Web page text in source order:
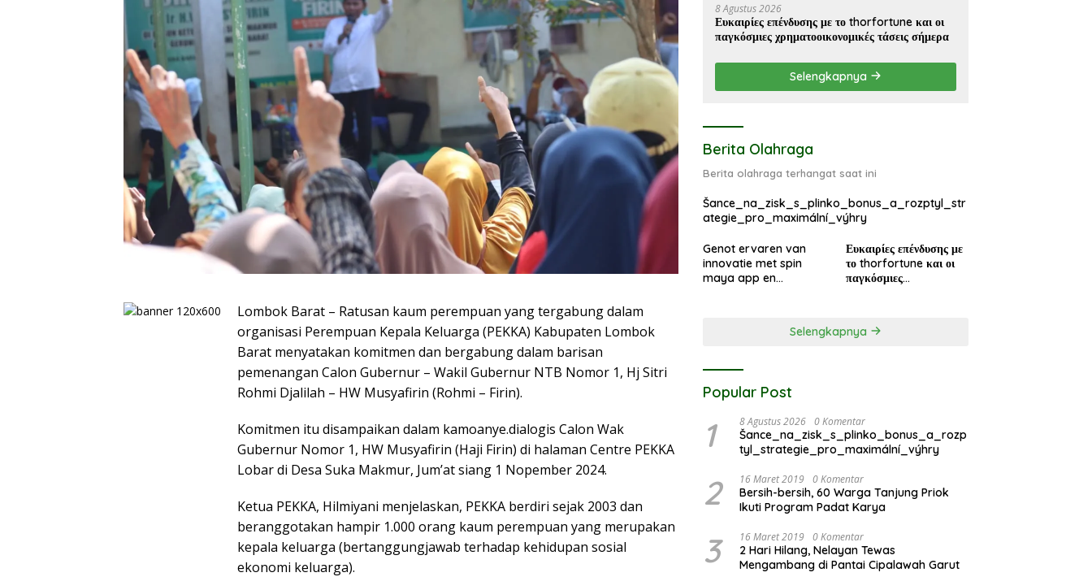
Lombok Barat – Ratusan kaum perempuan yang tergabung dalam
organisasi Perempuan Kepala Keluarga (PEKKA) Kabupaten Lombok
Barat menyatakan komitmen dan bergabung dalam barisan
pemenangan Calon Gubernur – Wakil Gubernur NTB Nomor 1, Hj Sitri
Rohmi Djalilah – HW Musyafirin (Rohmi – Firin).
Komitmen itu disampaikan dalam kamoanye.dialogis Calon Wak
Gubernur Nomor 1, HW Musyafirin (Haji Firin) di halaman Centre PEKKA
Lobar di Desa Suka Makmur, Jum’at siang 1 Nopember 2024.
Ketua PEKKA, Hilmiyani menjelaskan, PEKKA berdiri sejak 2003 dan
beranggotakan hampir 1.000 orang kaum perempuan yang merupakan
kepala keluarga (bertanggungjawab terhadap kehidupan sosial
ekonomi keluarga).
8 Agustus 2026
Ευκαιρίες επένδυσης με το thorfortune και οι
παγκόσμιες χρηματοοικονομικές τάσεις σήμερα
Selengkapnya
Berita Olahraga
Berita olahraga terhangat saat ini
Šance_na_zisk_s_plinko_bonus_a_rozptyl_str
ategie_pro_maximální_výhry
Genot ervaren van
innovatie met spin
maya app en
Ευκαιρίες επένδυσης με
το thorfortune και οι
παγκόσμιες
Selengkapnya
Popular Post
1 8 Agustus 2026 0 Komentar
Šance_na_zisk_s_plinko_bonus_a_rozp
tyl_strategie_pro_maximální_výhry
2 16 Maret 2019 0 Komentar
Bersih-bersih, 60 Warga Tanjung Priok
Ikuti Program Padat Karya
3 16 Maret 2019 0 Komentar
2 Hari Hilang, Nelayan Tewas
Mengambang di Pantai Cipalawah Garut